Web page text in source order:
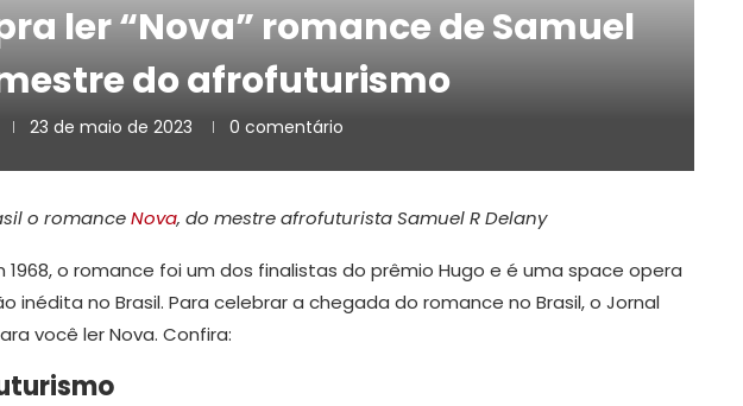
ler “Nova” romance de Samuel
do afrofuturismo
23 de maio de 2023 0 comentário
o romanceNova, do mestre afrofuturista Samuel R Delany
o romance foi um dos finalistas do prêmio Hugo e é uma space opera
inédita no Brasil. Para celebrar a chegada do romance no Brasil, o Jornal
você ler Nova. Confira: